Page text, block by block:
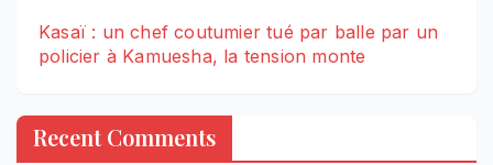
Kasaï : un chef coutumier tué par balle par un
policier à Kamuesha, la tension monte
Recent Comments